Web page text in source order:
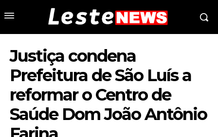
Justiça condena
Prefeitura de São Luís a
reformar o Centro de
Saúde Dom João Antônio